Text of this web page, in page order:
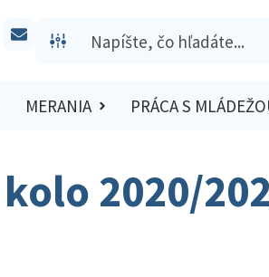
MERANIA PRÁCA S
2020/